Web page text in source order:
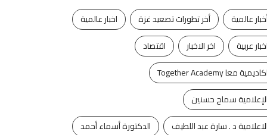
عالمية أخر تطورات تصعيد غزة
اخبار عالمية
اخبار عربية
اخر الاخبار
اقتصاد
اكاديمية معا Together Academy
الإعلامية سماح حسنين
الاعلامية د . سارة عبد اللطيف
الدكتورة أسماء أحمد